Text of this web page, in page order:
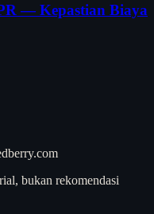
— Kepastian Biaya
bukan rekomendasi